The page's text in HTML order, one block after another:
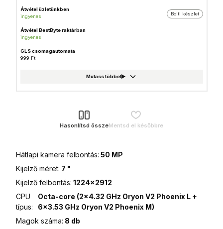
Hasonlítsd összeMentsd el későbbre
Hátlapi kamera felbontás: 50 MP
Kijelző méret: 7 "
Kijelző felbontás: 1224x2912
CPU
típus:
Octa-core (2x4.32 GHz Oryon V2 Phoenix L +
6x3.53 GHz Oryon V2 Phoenix M)
Magok száma: 8 db
Átvétel üzletünkben
ingyenes
Bolti készlet
Átvétel BestByte raktárban
ingyenes
GLS csomagautomata
999 Ft
MPL Posta (Postán maradó)
ingyenes